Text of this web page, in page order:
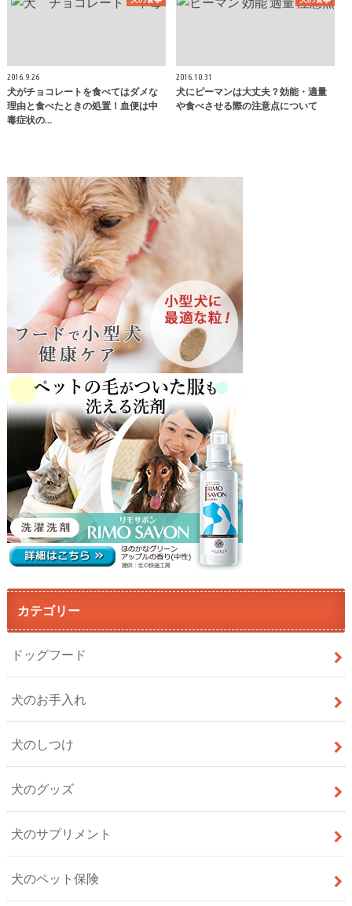
2016.9.26
犬がチョコレートを食べてはダメな
理由と食べたときの処置！血便は中
毒症状の…
2016.10.31
犬にピーマンは大丈夫？効能・適量
や食べさせる際の注意点について
カテゴリー
ドッグフード
犬のお手入れ
犬のしつけ
犬のグッズ
犬のサプリメント
犬のペット保険